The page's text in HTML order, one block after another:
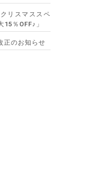
リスマススペ
15％OFF♪」
正のお知らせ